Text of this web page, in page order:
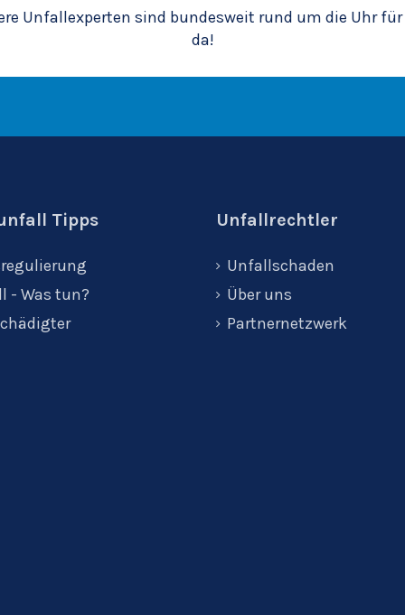
Unfallexperten sind bundesweit rund um die Uhr
da!
Tipps
- Was tun?
Unfallrechtler
Unfallschaden
Über uns
Partnernetzwerk